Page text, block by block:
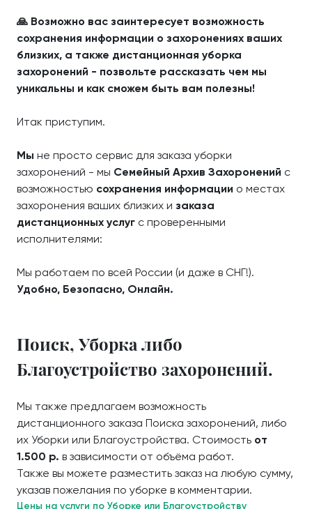
🙏 Возможно вас заинтересует возможность
сохранения информации о захоронениях ваших
близких, а также дистанционная уборка
захоронений - позвольте рассказать чем мы
уникальны и как сможем быть вам полезны!
Итак приступим.
Мы не просто сервис для заказа уборки
захоронений - мы Семейный Архив Захоронений с
возможностью сохранения информации о местах
захоронения ваших близких и заказа
дистанционных услуг с проверенными
исполнителями:
Мы работаем по всей России (и даже в СНГ!).
Удобно, Безопасно, Онлайн.
Поиск, Уборка либо
Благоустройство захоронений.
Мы также предлагаем возможность
дистанционного заказа Поиска захоронений, либо
их Уборки или Благоустройства. Стоимость от
1.500 р. в зависимости от объёма работ.
Также вы можете разместить заказ на любую сумму,
указав пожелания по уборке в комментарии.
Цены на услуги по Уборке или Благоустройству